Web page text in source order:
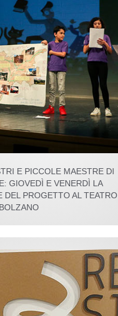
E PICCOLE MAESTRE DI
GIOVEDÌ E VENERDÌ LA
DEL PROGETTO AL TEATRO